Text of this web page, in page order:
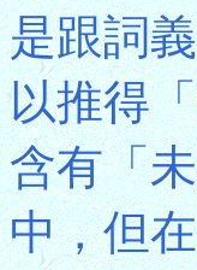
是跟詞
以推得
含有「
中，但